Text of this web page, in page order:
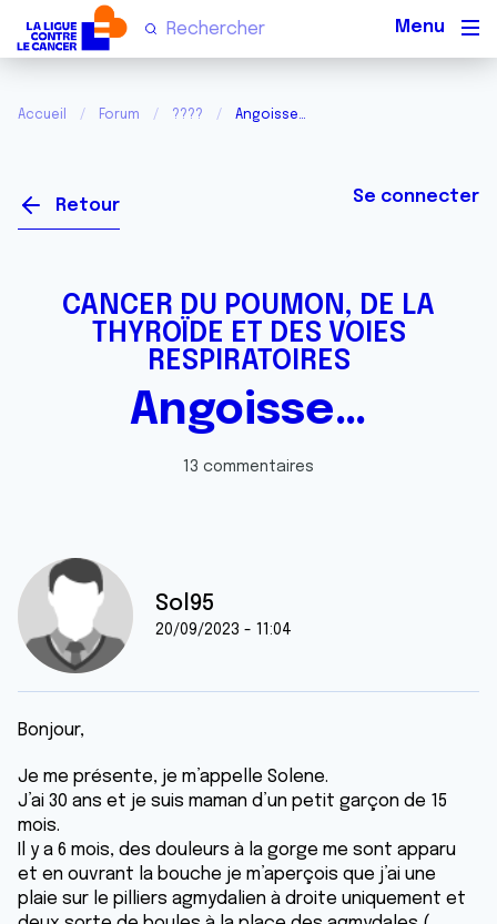
Accueil Forum ???? Angoisse…
Retour Se connecter
CANCER DU POUMON, DE LA
THYROÏDE ET DES VOIES
RESPIRATOIRES
Angoisse…
13 commentaires
Sol95
20/09/2023 - 11:04
Bonjour,
Je me présente, je m’appelle Solene.
J’ai 30 ans et je suis maman d’un petit garçon de 15
mois.
Il y a 6 mois, des douleurs à la gorge me sont apparu
et en ouvrant la bouche je m’aperçois que j’ai une
plaie sur le pilliers agmydalien à droite uniquement et